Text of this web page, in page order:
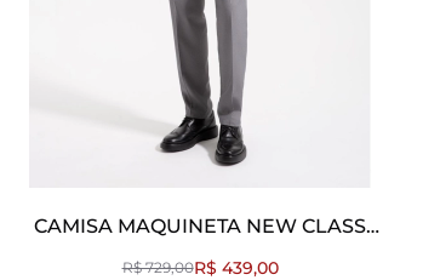
CAMISA MAQUINETA NEW CLASS
SHANGAI AZUL CLARO
R$ 729,00R$ 439,00